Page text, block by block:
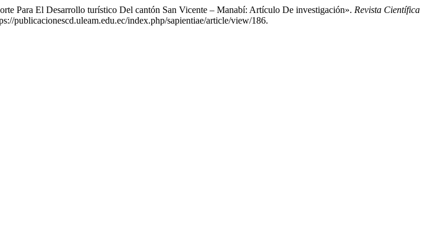
Para El Desarrollo turístico Del cantón San Vicente – Manabí: Artículo De investigación». Revista Científica
publicacionescd.uleam.edu.ec/index.php/sapientiae/article/view/186.